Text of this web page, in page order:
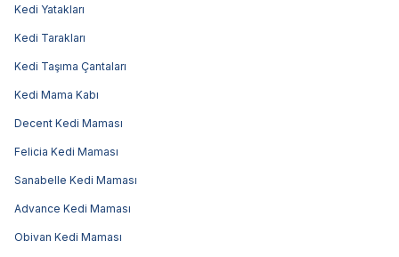
Kedi Yatakları
Kedi Tarakları
Kedi Taşıma Çantaları
Kedi Mama Kabı
Decent Kedi Maması
Felicia Kedi Maması
Sanabelle Kedi Maması
Advance Kedi Maması
Obivan Kedi Maması